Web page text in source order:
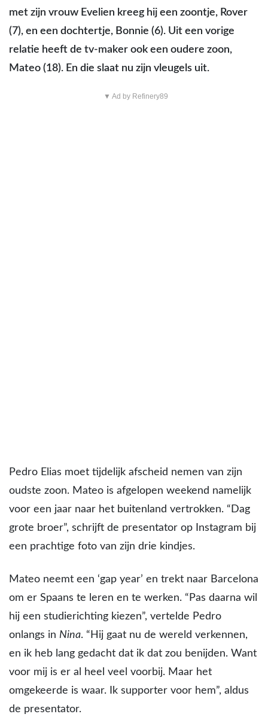
met zijn vrouw Evelien kreeg hij een zoontje, Rover
(7), en een dochtertje, Bonnie (6). Uit een vorige
relatie heeft de tv-maker ook een oudere zoon,
Mateo (18). En die slaat nu zijn vleugels uit.
▼ Ad by Refinery89
Pedro Elias moet tijdelijk afscheid nemen van zijn
oudste zoon. Mateo is afgelopen weekend namelijk
voor een jaar naar het buitenland vertrokken. “Dag
grote broer”, schrijft de presentator op Instagram bij
een prachtige foto van zijn drie kindjes.
Mateo neemt een ‘gap year’ en trekt naar Barcelona
om er Spaans te leren en te werken. “Pas daarna wil
hij een studierichting kiezen”, vertelde Pedro
onlangs in Nina. “Hij gaat nu de wereld verkennen,
en ik heb lang gedacht dat ik dat zou benijden. Want
voor mij is er al heel veel voorbij. Maar het
omgekeerde is waar. Ik supporter voor hem”, aldus
de presentator.